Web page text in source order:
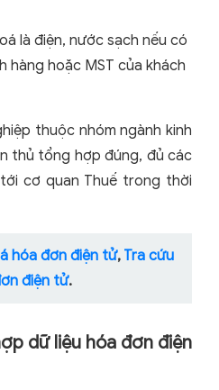
là điện, nước sạch nếu có
hàng hoặc MST của khách
thuộc nhóm ngành kinh
thủ tổng hợp đúng, đủ các
cơ quan Thuế trong thời
hóa đơn điện tử, Tra cứu
điện tử.
dữ liệu hóa đơn điện